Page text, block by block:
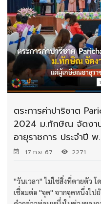
ตระการค่าปาริชาต
2024 ม.ทักษิณ จัดงา
อายุราชการ ประจำปี
17 ก.ย. 67 2271
"วันเวลา" ไม่ใช่สิ่งที่ตายตัว
เชื่อมต่อ "จุด" จากจุดหนึ่งไป